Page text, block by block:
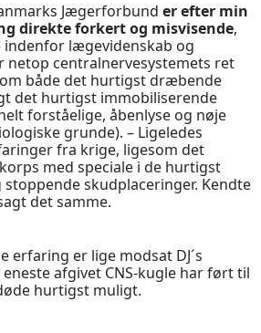
Jægerforbund er efter min
direkte forkert og misvisende,
lægevidenskab og
netop centralnervesystemets ret
både det hurtigst dræbende
det hurtigst immobiliserende
forståelige, åbenlyse og nøje
grunde). – Ligeledes
fra krige, ligesom det
med speciale i de hurtigst
skudplaceringer. Kendte
det samme.
erfaring er lige modsat DJ´s
afgivet CNS-kugle har ført til
hurtigst muligt.